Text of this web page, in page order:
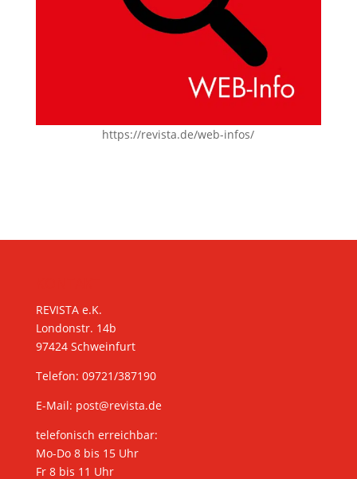
https://revista.de/web-infos/
REVISTA e.K.
Londonstr. 14b
97424 Schweinfurt
Telefon: 09721/387190
E-Mail: post@revista.de
telefonisch erreichbar:
Mo-Do 8 bis 15 Uhr
Fr 8 bis 11 Uhr